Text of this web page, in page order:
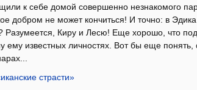
к себе домой совершенно незнакомого
добром не может кончиться! И точно: в
Разумеется, Киру и Лесю! Еще хорошо, что
ему известных личностях. Вот бы еще
страсти»